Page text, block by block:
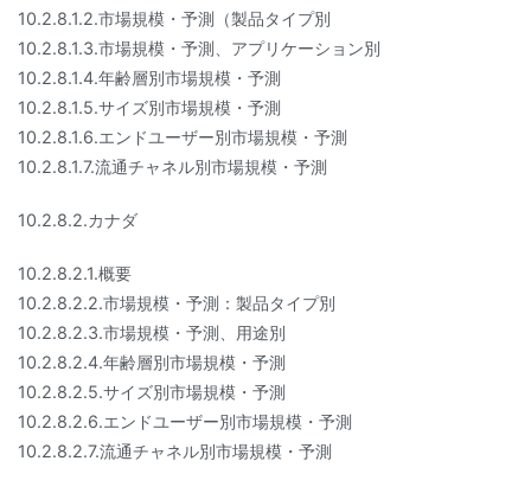
10.2.8.1.2.市場規模・予測（製品タイプ別
10.2.8.1.3.市場規模・予測、アプリケーション別
10.2.8.1.4.年齢層別市場規模・予測
10.2.8.1.5.サイズ別市場規模・予測
10.2.8.1.6.エンドユーザー別市場規模・予測
10.2.8.1.7.流通チャネル別市場規模・予測
10.2.8.2.カナダ
10.2.8.2.1.概要
10.2.8.2.2.市場規模・予測：製品タイプ別
10.2.8.2.3.市場規模・予測、用途別
10.2.8.2.4.年齢層別市場規模・予測
10.2.8.2.5.サイズ別市場規模・予測
10.2.8.2.6.エンドユーザー別市場規模・予測
10.2.8.2.7.流通チャネル別市場規模・予測